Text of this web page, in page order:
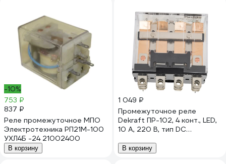
-10%
753 ₽
837 ₽
Реле промежуточное МПО
Электротехника РП21М-100
УХЛ4Б -24 21002400
В корзину
1 049 ₽
Промежуточное реле
Dekraft ПР-102, 4 конт., LED,
10 А, 220 В, тип DC
В корзину